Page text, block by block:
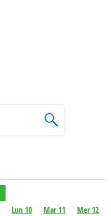
Lun 10 Mar 11 Mer 12